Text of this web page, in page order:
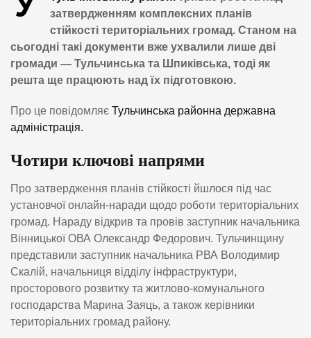
затвердженням комплексних планів
стійкості територіальних громад. Станом на
сьогодні такі документи вже ухвалили лише дві
громади — Тульчинська та Шпиківська, тоді як
решта ще працюють над їх підготовкою.
Про це повідомляє Тульчинська районна державна
адміністрація.
Чотири ключові напрями
Про затвердження планів стійкості йшлося під час
установчої онлайн-наради щодо роботи територіальних
громад. Нараду відкрив та провів заступник начальника
Вінницької ОВА Олександр Федорович. Тульчинщину
представили заступник начальника РВА Володимир
Скалій, начальниця відділу інфраструктури,
просторового розвитку та житлово-комунального
господарства Марина Заяць, а також керівники
територіальних громад району.